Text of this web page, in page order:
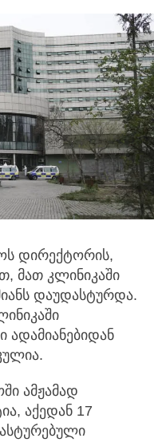
დირექტორის,
მათ კლინიკაში
დაუდასტურდა.
ადამიანებიდან
ამჟამად
აქედან 17